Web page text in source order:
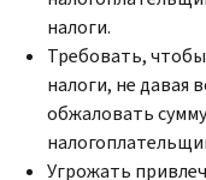
налоги.
Требовать,
налоги, не давая
обжаловать
Угрожать